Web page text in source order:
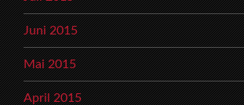
Juni 2015
Mai 2015
April 2015